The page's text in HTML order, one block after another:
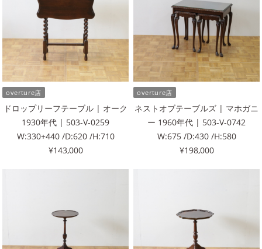
overture店
ドロップリーフテーブル | オーク
1930年代 | 503-V-0259
W:330+440 /D:620 /H:710
¥143,000
overture店
ネストオブテーブルズ | マホガニ
ー 1960年代 | 503-V-0742
W:675 /D:430 /H:580
¥198,000